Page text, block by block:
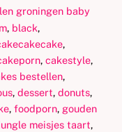
groningen baby
, black,
,
,cakestyle,
bestellen,
,dessert,donuts,
,foodporn, gouden
meisjes taart,